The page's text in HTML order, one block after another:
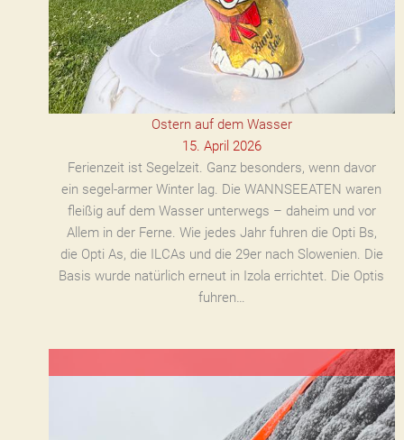
Ostern auf dem Wasser
15. April 2026
Ferienzeit ist Segelzeit. Ganz besonders, wenn davor
ein segel-armer Winter lag. Die WANNSEEATEN waren
fleißig auf dem Wasser unterwegs – daheim und vor
Allem in der Ferne. Wie jedes Jahr fuhren die Opti Bs,
die Opti As, die ILCAs und die 29er nach Slowenien. Die
Basis wurde natürlich erneut in Izola errichtet. Die Optis
fuhren…